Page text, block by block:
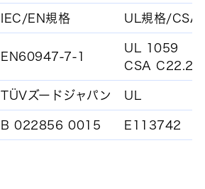
IEC/EN規格 UL規格/CSA
EN60947-7-1
UL 1059
CSA C22.2
TÜVズードジャパン UL
B 022856 0015 E113742